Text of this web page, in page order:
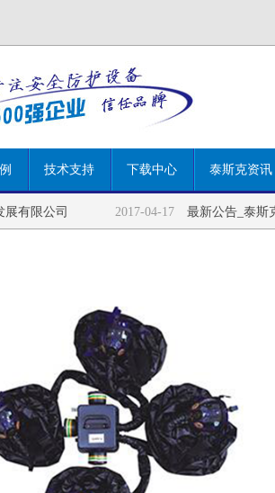
技术支持 下载中心 泰斯克资讯
2017-04-17
有限公司 最新公告_泰斯克